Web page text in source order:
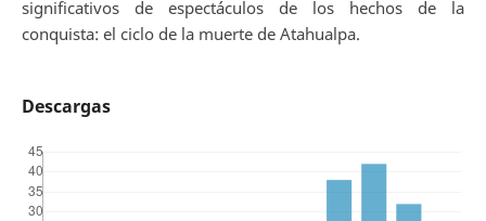
significativos de espectáculos de los hechos de la
conquista: el ciclo de la muerte de Atahualpa.
Descargas